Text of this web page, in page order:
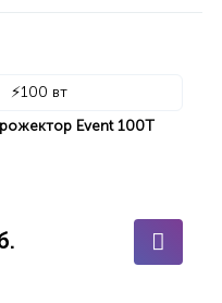
⚡100 вт
Event 100T